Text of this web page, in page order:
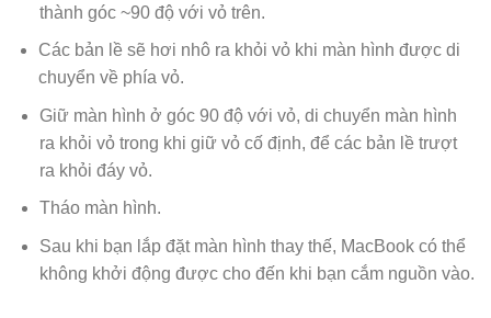
thành góc ~90 độ với vỏ trên.
Các bản lề sẽ hơi nhô ra khỏi vỏ khi màn hình được di
chuyển về phía vỏ.
Giữ màn hình ở góc 90 độ với vỏ, di chuyển màn hình
ra khỏi vỏ trong khi giữ vỏ cố định, để các bản lề trượt
ra khỏi đáy vỏ.
Tháo màn hình.
Sau khi bạn lắp đặt màn hình thay thế, MacBook có thể
không khởi động được cho đến khi bạn cắm nguồn vào.